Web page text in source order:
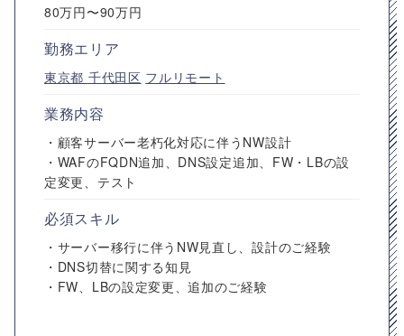
80万円〜90万円
勤務エリア
東京都 千代田区 フルリモート
業務内容
・顧客サーバー老朽化対応に伴うNW設計
・WAFのFQDN追加、DNS設定追加、FW・LBの設
定変更、テスト
必須スキル
・サーバー移行に伴うNW見直し、設計のご経験
・DNS切替に関する知見
・FW、LBの設定変更、追加のご経験